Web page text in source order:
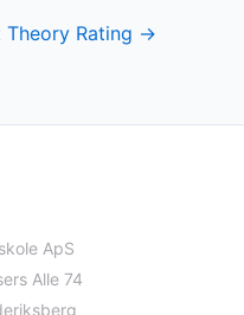
Theory Rating →
ApS
Alle 74